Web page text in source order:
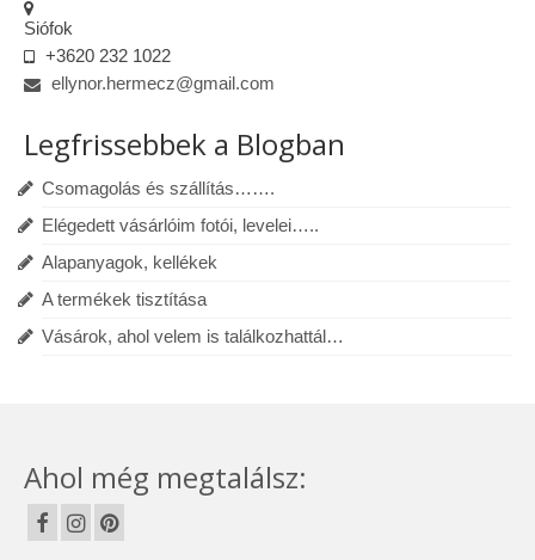
Siófok
+3620 232 1022
ellynor.hermecz@gmail.com
Legfrissebbek a Blogban
Csomagolás és szállítás…….
Elégedett vásárlóim fotói, levelei…..
Alapanyagok, kellékek
A termékek tisztítása
Vásárok, ahol velem is találkozhattál…
Ahol még megtalálsz: